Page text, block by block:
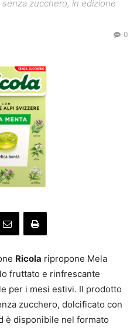
zucchero, in edizione
0
Ricola ripropone Mela
fruttato e rinfrescante
per i mesi estivi. Il prodotto
zucchero, dolcificato con
è disponibile nel formato